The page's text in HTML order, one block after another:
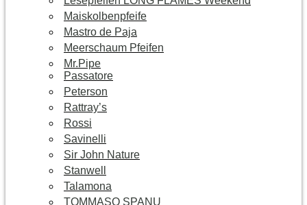
Maiskolbenpfeife
Mastro de Paja
Meerschaum Pfeifen
Mr.Pipe
Passatore
Peterson
Rattray’s
Rossi
Savinelli
Sir John Nature
Stanwell
Talamona
TOMMASO SPANU